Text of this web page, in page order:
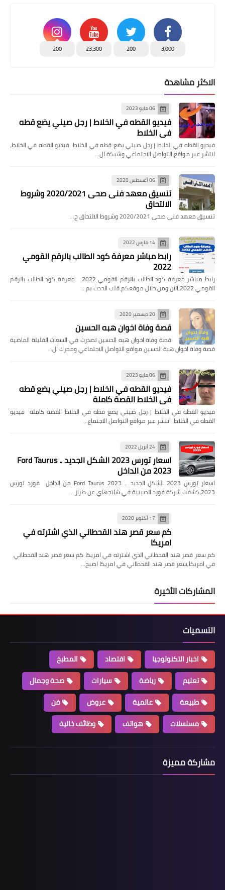
3,000
200
23,300
200
الاكثر مشاهدة
06 مايو 2023
فيديو القطه في الخلاط | رجل صيني يضع قطه
في الخلاط
فيديو القطه في الخلاط | رجل صيني يضع قطه في الخلاط فيديو القطه في الخلاط،
انتشر عبر مواقع التواصل الاجتماعي وشبكة ال…
06 أغسطس 2020
تنسيق معهد فنى صحى 2020/2021 وشروط
الالتحاق
تنسيق معهد فنى صحى 2020/2021 وشروط الالتحاق ح…
14 مارس 2022
رابط مباشر معرفة كود الطالب بالرقم القومي
2022
رابط مباشر معرفة كود الطالب بالرقم القومي 2022 معرفة كود الطالب بالرقم
القومي 2022،الآن ومن خلال موقعكم قلب الحدث يم…
20 ديسمبر 2020
قصة وفاة اخوان هبه الحسين
قصة وفاة اخوان هبه الحسين تصدرت في السعات القليلة الماضية
قصة وفاة اخوان هبة الحسين مواقع التواصل الاجتماعي ومحرك ال…
06 مايو 2023
فيديو القطه في الخلاط | رجل صيني يضع قطه
في الخلاط القصة كاملة
فيديو القطه في الخلاط | رجل صيني يضع قطه في الخلاط القصة كاملة فيديو
القطه في الخلاط، انتشر عبر مواقع التواصل الاجتماع…
24 أبريل 2022
اسعار تورس 2023 الشكل الجديد .. Ford Taurus
2023 من الداخل
اسعار تورس 2023 الشكل الجديد .. Ford Taurus 2023 من الداخل فورد تورس
2023،كشفت شركة فورد الصينية في شانجهاي عن طراز …
17 أكتوبر 2020
كم سعر قصر هند القحطاني الذي اشترته في
امريكا
كم سعر قصر هند القحطاني الذي اشترته في امريكا كم سعر قصر هند القحطاني
في امريكا,سعر قصر هند القحطاني في امريكا اصبح…
المشاركات الأخيرة
التسميات
اخبار التكنولوجيا اقتصاد
المطبخ
تعليم
رياضة سيارات
صحة وجمال
طبيعة
عالمية عروض
فن
مسلسلات
هواتف وظائف خالية
مشاركة مميزة